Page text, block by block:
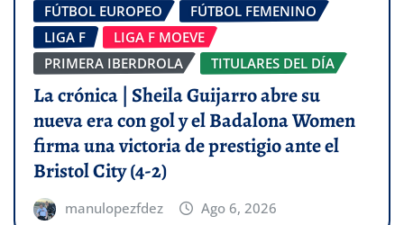
FÚTBOL EUROPEO
FÚTBOL FEMENINO
LIGA F
LIGA F MOEVE
PRIMERA IBERDROLA
TITULARES DEL DÍA
La crónica | Sheila Guijarro abre su
nueva era con gol y el Badalona Women
firma una victoria de prestigio ante el
Bristol City (4-2)
manulopezfdez Ago 6, 2026